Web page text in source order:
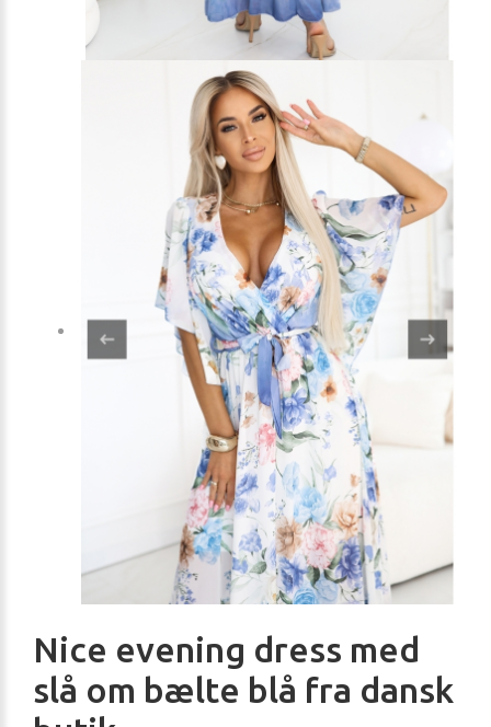
Nice evening dress med
slå om bælte blå fra dansk